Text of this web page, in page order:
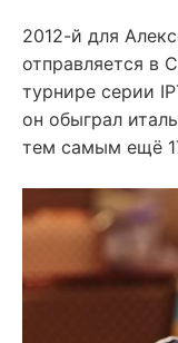
2012-й для
отправляется в
турнире серии
он обыграл
тем самым ещё